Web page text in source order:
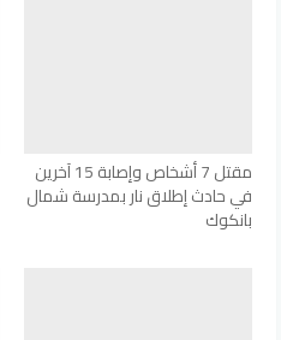
مقتل 7 أشخاص وإصابة 15 آخرين
في حادث إطلاق نار بمدرسة شمال
بانكوك